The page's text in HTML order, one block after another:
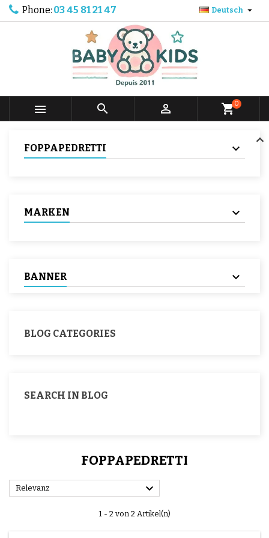
Phone: 03 45 81 21 47 Deutsch 
   shopping_cart0
FOPPAPEDRETTI
MARKEN
BANNER
BLOG CATEGORIES
SEARCH IN BLOG
FOPPAPEDRETTI
Relevanz 
1 - 2 von 2 Artikel(n)